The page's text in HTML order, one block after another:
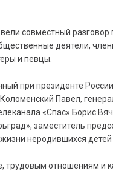
совместный
деятели,
и певцы.
при президенте
Павел,
«Спас» Борис
заместитель
неродившихся
трудовым отношениям